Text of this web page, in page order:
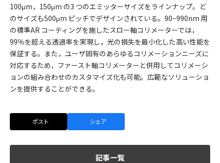
100μm，150μm の3 つのエミッターサイズをラインナップ。ど
のサイズも500μm ピッチでデザインされている。90~990nm 用
の標準AR コーティングを施したスロー軸コリメーターでは，
99％を超える透過率を実現し，光の損失を最小化した高い性能を
保証する。また，ユーザ固有のあらゆるコリメーションニーズに
対応するため，ファースト軸コリメーターと併用してコリメーシ
ョンの組み合わせのカスタマイズ化も可能。広範なソリューショ
ンを提供することができる。
ポスト シェア
記事一覧